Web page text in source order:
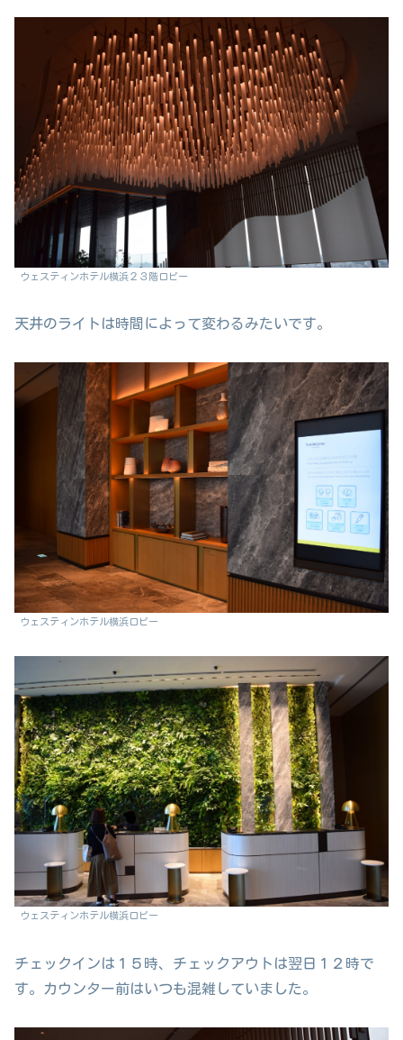
ウェスティンホテル横浜２３階ロビー
天井のライトは時間によって変わるみたいです。
ウェスティンホテル横浜ロビー
ウェスティンホテル横浜ロビー
チェックインは１５時、チェックアウトは翌日１２時で
す。カウンター前はいつも混雑していました。